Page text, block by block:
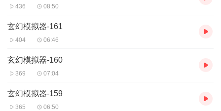
436 08:50
玄幻模拟器-161
404 06:46
玄幻模拟器-160
369 07:04
玄幻模拟器-159
365 06:50